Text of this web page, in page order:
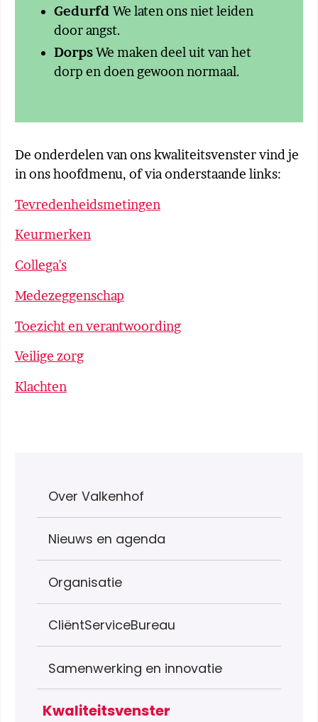
Gedurfd We laten ons niet leiden
door angst.
DorpsWe maken deel uit van het
dorp en doen gewoon normaal.
De onderdelen van ons kwaliteitsvenster vind je
in ons hoofdmenu, of via onderstaande links:
Tevredenheidsmetingen
Keurmerken
Collega's
Medezeggenschap
Toezicht en verantwoording
Veilige zorg
Klachten
Over Valkenhof
Nieuws en agenda
Organisatie
CliëntServiceBureau
Samenwerking en innovatie
Kwaliteitsvenster